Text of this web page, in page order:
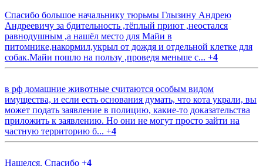
Спасибо большое начальнику тюрьмы Глызину Андрею
Андреевичу за бдительность ,тёплый приют ,неостался
равнодушным ,а нашёл место для Майи в
питомнике,накормил,укрыл от дождя и отдельной клетке для
собак.Майи пошло на пользу ,проведя меньше с... +4
в рф домашние животные считаются особым видом
имущества, и если есть основания думать, что кота украли, вы
может подать заявление в полицию, какие-то доказательства
приложить к заявлению. Но они не могут просто зайти на
частную территорию б... +4
Нашелся. Спасибо +4